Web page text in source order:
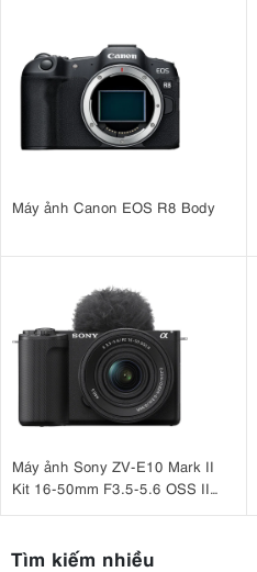
Máy ảnh Canon EOS R8 Body
Máy ảnh Sony ZV-E10 Mark II
Kit 16-50mm F3.5-5.6 OSS II
Tìm kiếm nhiều